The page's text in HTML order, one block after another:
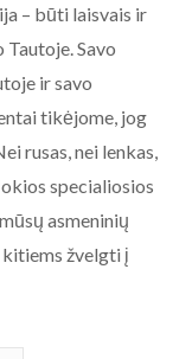
– būti laisvais ir
Savo
ir savo
tikėjome, jog
rusas, nei lenkas,
specialiosios
asmeninių
žvelgti į